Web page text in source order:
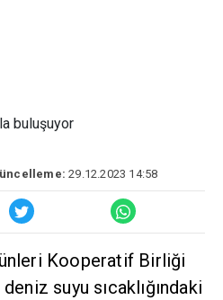
29.12.2023 14:58
Kooperatif Birliği
suyu sıcaklığındaki